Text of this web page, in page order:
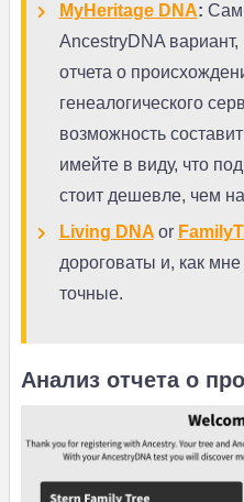
MyHeritage DNA:
AncestryDNA
отчета о
генеалогического
возможность
имейте в виду, что
стоит дешевле, чем
Living DNA or
дороговаты и, как
точные.
Анализ отчета о